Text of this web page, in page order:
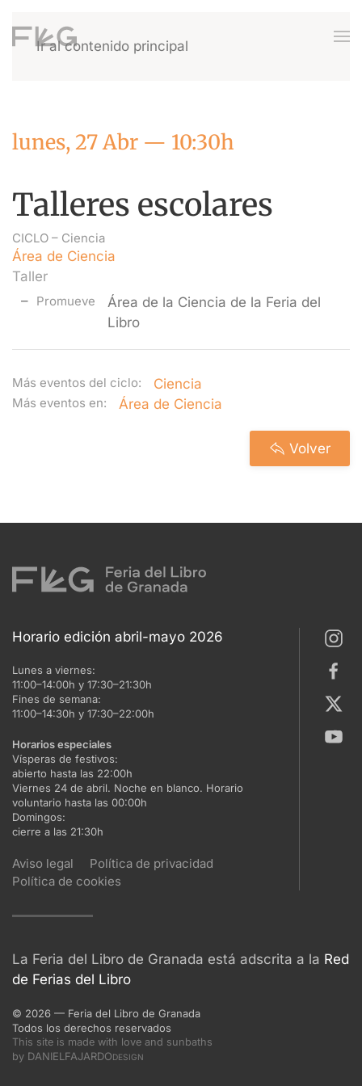
Ir al contenido principal
lunes, 27 Abr — 10:30h
Talleres escolares
CICLO – Ciencia
Área de Ciencia
Taller
Promueve
Área de la Ciencia de la Feria del
Libro
Más eventos del ciclo: Ciencia
Más eventos en: Área de Ciencia
Volver
Horario edición abril-mayo 2026
Lunes a viernes:
11:00–14:00h y 17:30–21:30h
Fines de semana:
11:00–14:30h y 17:30–22:00h
Horarios especiales
Vísperas de festivos:
abierto hasta las 22:00h
Viernes 24 de abril. Noche en blanco. Horario
voluntario hasta las 00:00h
Domingos:
cierre a las 21:30h
Aviso legal
Política de privacidad
Política de cookies
La Feria del Libro de Granada está adscrita a la Red
de Ferias del Libro
© 2026 — Feria del Libro de Granada
Todos los derechos reservados
This site is made with love and sunbaths
by DANIELFAJARDODESIGN